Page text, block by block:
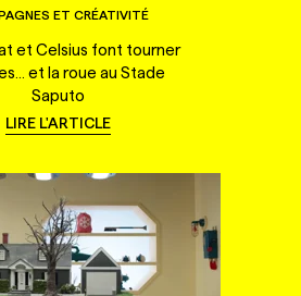
ET CRÉATIVITÉ
et Celsius font tourner
et la roue au Stade
Saputo
LIRE L'ARTICLE